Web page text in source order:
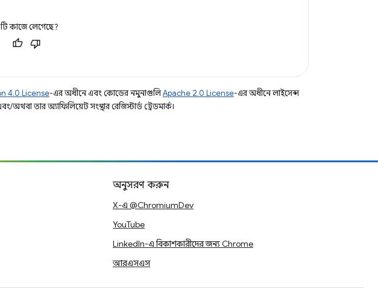
কাজে লেগেছে?
4.0 License-এর অধীনে এবং কোডের নমুনাগুলিApache 2.0 License-এর অধীনে লাইসেন্স
তার অ্যাফিলিয়েট সংস্থার রেজিস্টার্ড ট্রেডমার্ক।
অনুসরণ করুন
X-এ @ChromiumDev
YouTube
LinkedIn-এ বিকাশকারীদের জন্য Chrome
আরএসএস